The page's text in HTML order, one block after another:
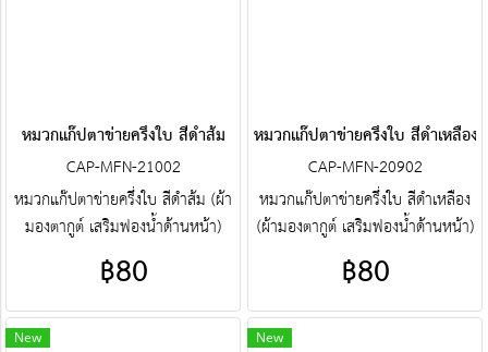
หมวกแก๊ปตาข่ายครึ่งใบ สีดำส้ม
CAP-MFN-21002
หมวกแก๊ปตาข่ายครึ่งใบ สีดำส้ม (ผ้า
มองตากูต์ เสริมฟองน้ำด้านหน้า)
ศูนย์รวม หมวกแก๊ปตาข่ายครึ่งใบ
คุณภาพราคาโรงงาน ขายราคาปลีก
ส่งโบ๊เบ๊ หมวกแก๊ปตาข่ายครึ่งใบ
หมวกแก๊ปตาข่ายครึ่งใบสำเร็จรูป สั่ง
฿80
หมวกแก๊ปตาข่ายครึ่งใบ สีดำเหลือง
CAP-MFN-20902
หมวกแก๊ปตาข่ายครึ่งใบ สีดำเหลือง
(ผ้ามองตากูต์ เสริมฟองน้ำด้านหน้า)
ศูนย์รวม หมวกแก๊ปตาข่ายครึ่งใบ
คุณภาพราคาโรงงาน ขายราคาปลีก
ส่งโบ๊เบ๊ หมวกแก๊ปตาข่ายครึ่งใบ
หมวกแก๊ปตาข่ายครึ่งใบสำเร็จรูป สั่ง
฿80
New New